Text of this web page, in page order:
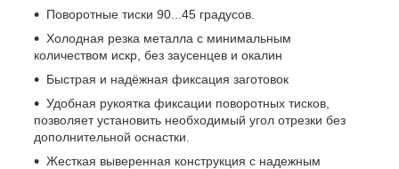
Поворотные тиски 90...45 градусов.
Холодная резка металла с минимальным
количеством искр, без заусенцев и окалин
Быстрая и надёжная фиксация заготовок
Удобная рукоятка фиксации поворотных тисков,
позволяет установить необходимый угол отрезки без
дополнительной оснастки.
Жесткая выверенная конструкция с надежным